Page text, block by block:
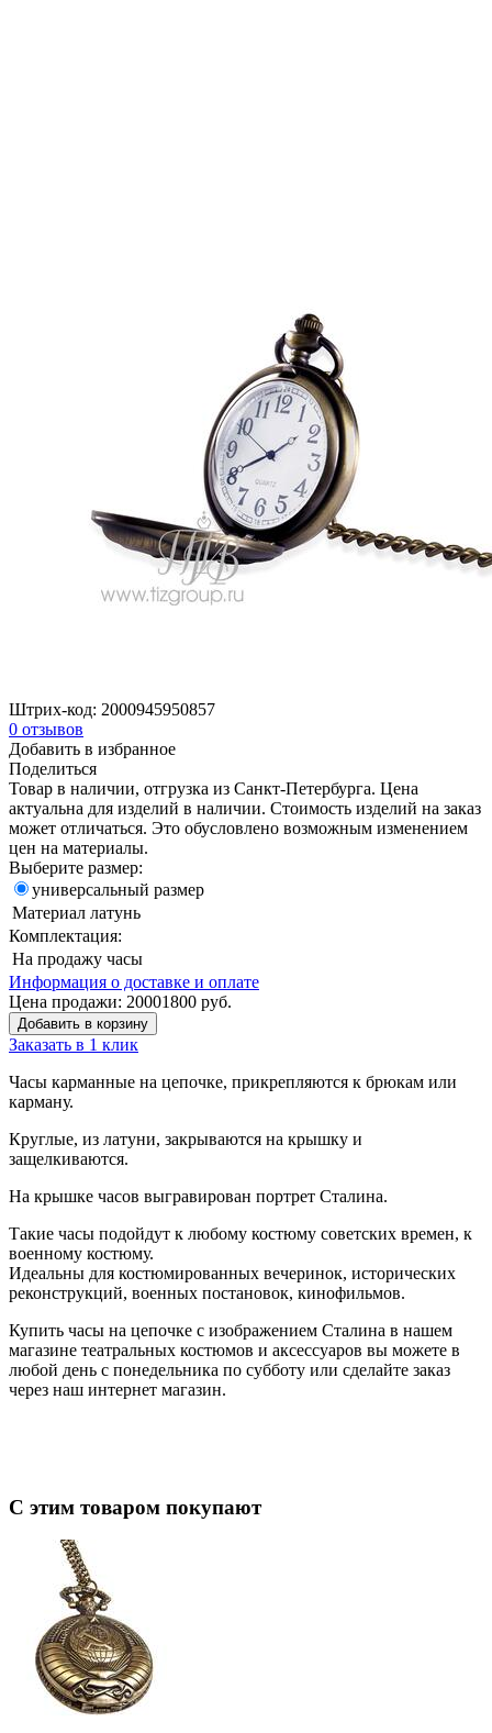
Штрих-код: 2000945950857
0 отзывов
Добавить в избранное
Поделиться
Товар в наличии, отгрузка из Санкт-Петербурга. Цена
актуальна для изделий в наличии. Стоимость изделий на заказ
может отличаться. Это обусловлено возможным изменением
цен на материалы.
Выберите размер:
универсальный размер
Материал латунь
Комплектация:
На продажу часы
Информация о доставке и оплате
Цена продажи: 20001800 руб.
Добавить в корзину
Заказать в 1 клик
Часы карманные на цепочке, прикрепляются к брюкам или
карману.
Круглые, из латуни, закрываются на крышку и
защелкиваются.
На крышке часов выгравирован портрет Сталина.
Такие часы подойдут к любому костюму советских времен, к
военному костюму.
Идеальны для костюмированных вечеринок, исторических
реконструкций, военных постановок, кинофильмов.
Купить часы на цепочке с изображением Сталина в нашем
магазине театральных костюмов и аксессуаров вы можете в
любой день с понедельника по субботу или сделайте заказ
через наш интернет магазин.
С этим товаром покупают